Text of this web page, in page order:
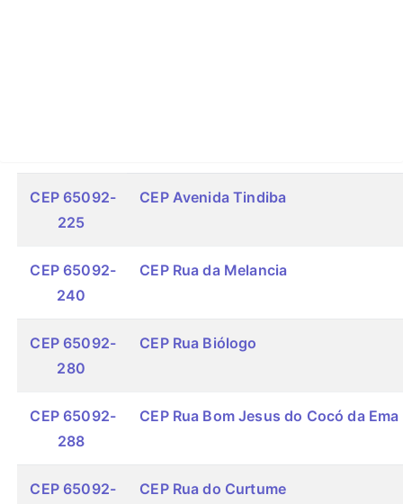
CEP 65092-
225
CEP Avenida Tindiba
CEP 65092-
240
CEP Rua da Melancia
CEP 65092-
280
CEP Rua Biólogo
CEP 65092-
288
CEP Rua Bom Jesus do Cocó da Ema
CEP 65092-
CEP Rua do Curtume